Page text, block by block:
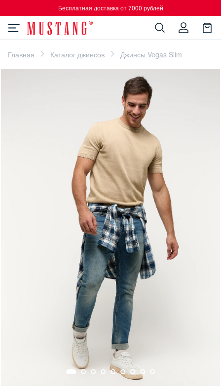
Бесплатная доставка от 7000 рублей
Главная Каталог джинсов Джинсы Vegas Slim